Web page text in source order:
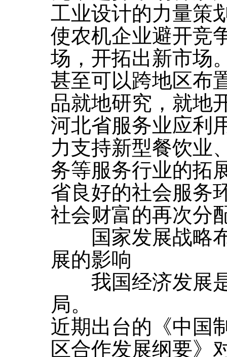
工业设计的力量策
使农机企业避开竞
场，开拓出新市场
甚至可以跨地区布
品就地研究，就地
河北省服务业应利
力支持新型餐饮业
务等服务行业的拓
省良好的社会服务
社会财富的再次分
国家发展战略布
展的影响
我国经济发展是
局。
近期出台的《中国
区合作发展纲要》